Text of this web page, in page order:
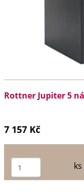
Rottner Jupiter 5
7 157 Kč
ks